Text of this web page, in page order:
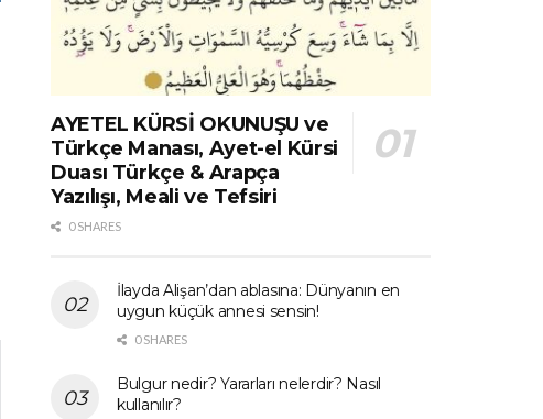
AYETEL KÜRSİ OKUNUŞU ve
Türkçe Manası, Ayet-el Kürsi
Duası Türkçe & Arapça
Yazılışı, Meali ve Tefsiri
0 SHARES
İlayda Alişan’dan ablasına: Dünyanın en
uygun küçük annesi sensin!
0 SHARES
Bulgur nedir? Yararları nelerdir? Nasıl
kullanılır?